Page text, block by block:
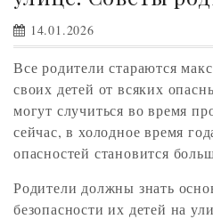
14.01.2026
Все родители стараются
своих детей от всяких
могут случиться во время
сейчас, в холодное время
опасностей становится
Родители должны знать
безопасности их детей на